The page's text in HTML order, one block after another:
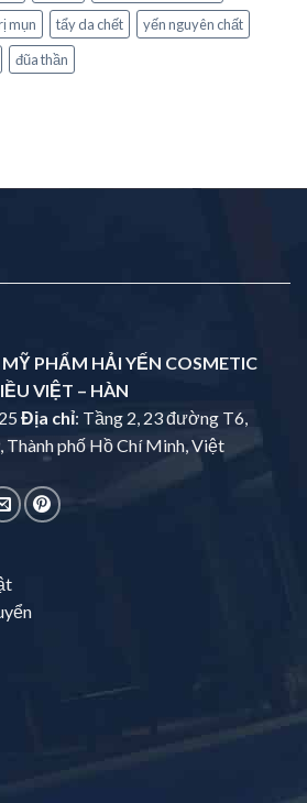
mụn tẩy da chết
yến nguyên chất
đũa thần
PHẨM HẢI YẾN COSMETIC
VIỆT – HÀN
Địa chỉ: Tầng 2, 23 đường T6,
Thành phố Hồ Chí Minh, Việt